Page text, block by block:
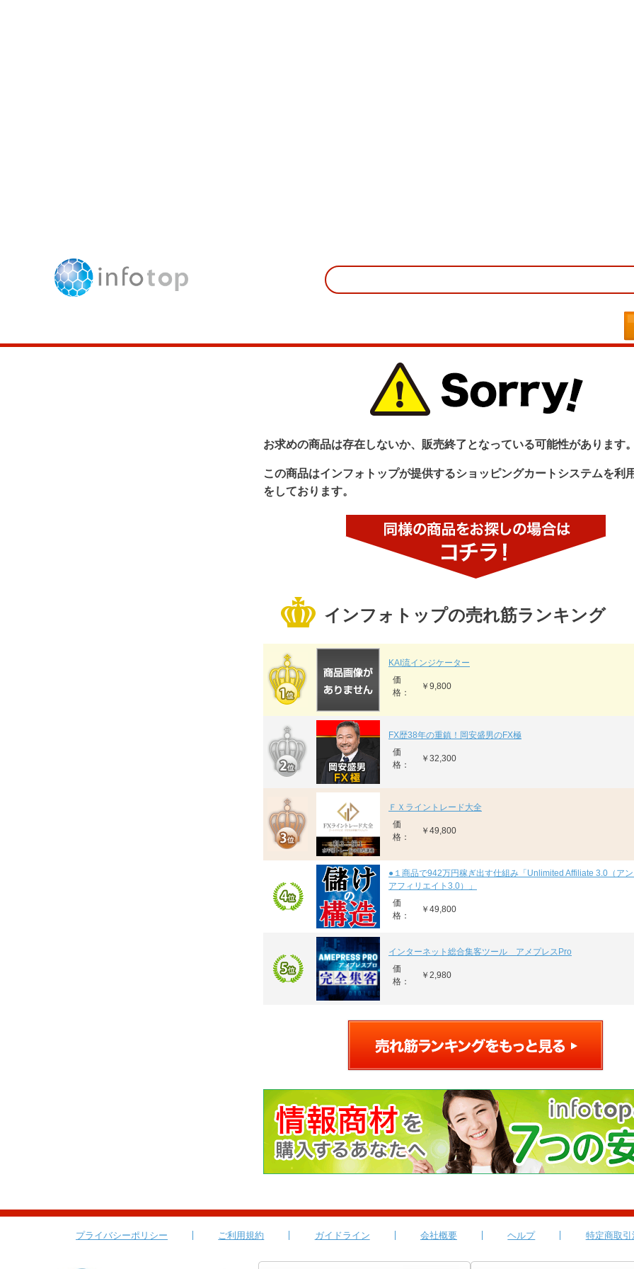
お求めの商品は存在しないか、販売終了となっている可能性があります。
この商品はインフォトップが提供するショッピングカートシステムを利
をしております。
インフォトップの売れ筋ランキング
KAI流インジケーター
価
格：
￥9,800
FX歴38年の重鎮！岡安盛男のFX極
価
格：
￥32,300
ＦＸライントレード大全
価
格：
￥49,800
●１商品で942万円稼ぎ出す仕組み「Unlimited Affiliate 3.0（ア
アフィリエイト3.0）」
価
格：
￥49,800
インターネット総合集客ツール アメプレスPro
価
格：
￥2,980
プライバシーポリシー ご利用規約 ガイドライン 会社概要 ヘルプ 特定商取